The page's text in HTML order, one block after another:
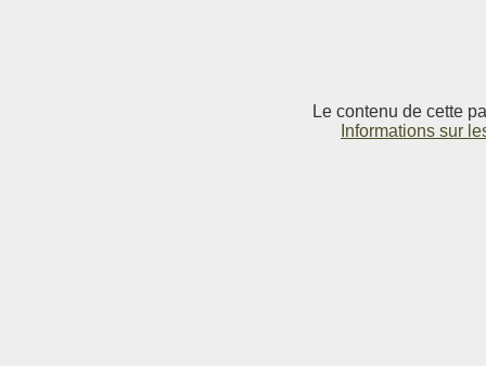
Le contenu de cette
Informations sur